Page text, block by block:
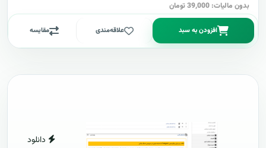
بدون مالیات: 39,000 تومان
افزودن به سبد علاقه‌مندی مقایسه
دانلود